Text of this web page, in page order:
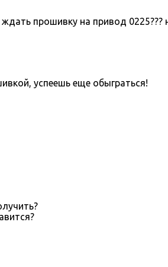
прошивку на привод 0225???
успеешь еще обыграться!